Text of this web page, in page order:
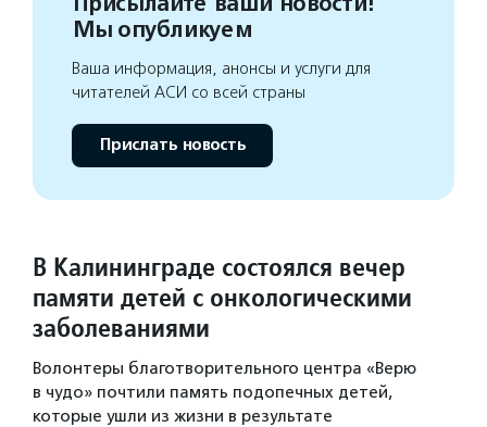
Мы опубликуем
Ваша информация, анонсы и услуги для
читателей АСИ со всей страны
Прислать новость
В Калининграде состоялся вечер
памяти детей с онкологическими
заболеваниями
Волонтеры благотворительного центра «Верю
в чудо» почтили память подопечных детей,
которые ушли из жизни в результате